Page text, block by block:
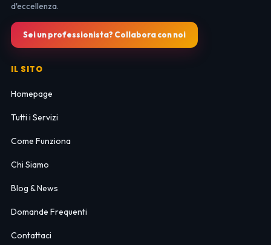
d'eccellenza.
Sei un professionista? Collabora con noi
IL SITO
Homepage
Tutti i Servizi
Come Funziona
Chi Siamo
Blog & News
Domande Frequenti
Contattaci